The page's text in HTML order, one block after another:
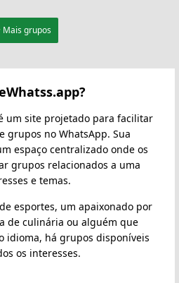
Mais grupos
um site projetado para facilitar
grupos no WhatsApp. Sua
espaço centralizado onde os
grupos relacionados a uma
e temas.
esportes, um apaixonado por
de culinária ou alguém que
idioma, há grupos disponíveis
os interesses.